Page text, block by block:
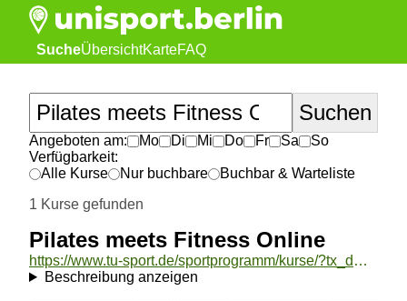
SucheÜbersichtKarteFAQ
Angeboten am: Mo Di Mi Do Fr Sa
So
Verfügbarkeit:
Alle Kurse
Nur buchbare
Buchbar & Warteliste
1 Kurse gefunden
Pilates meets Fitness Online
https://www.tu-sport.de/sportprogramm/kurse/?tx_dwzeh_courses%5Baction%5D=show&tx_dwzeh_courses%5BsportsDescription%5D=1590&cHash=e2d2e95d429b61f4b99d472c1a9a1e90
Beschreibung anzeigen